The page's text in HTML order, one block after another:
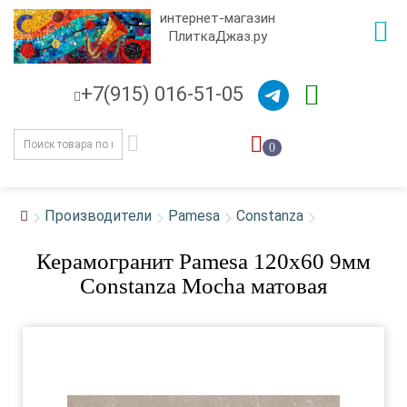
интернет-магазин
ПлиткаДжаз.ру
+7(915) 016-51-05
0
Производители Pamesa Constanza
Керамогранит Pamesa 120x60 9мм
Constanza Mocha матовая